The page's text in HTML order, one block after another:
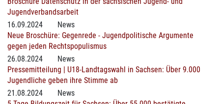
Jugendverbandsarbeit
16.09.2024
News
Neue Broschüre: Gegenrede - Jugendpolitische Argumente
gegen jeden Rechtspopulismus
26.08.2024
News
Pressemitteilung | U18-Landtagswahl in Sachsen: Über 9.000
Jugendliche geben ihre Stimme ab
21.08.2024
News